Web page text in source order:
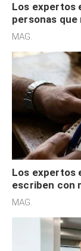
Los expertos
personas
redes
MAG.
Los expertos
escriben con
acelerado y
MAG.